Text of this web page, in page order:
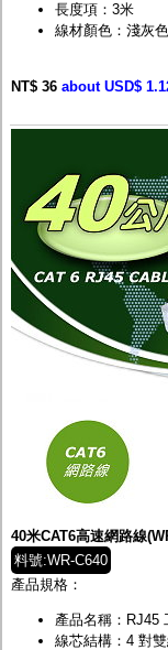
長度項：3米
線材顏色：淺灰色
NT$ 36 about USD$
40米CAT6高速網路線
料號:WR-C640
產品規格：
產品名稱：RJ45
線芯結構：4 對